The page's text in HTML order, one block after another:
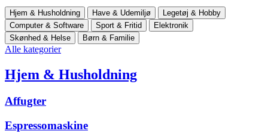
Hjem & Husholdning Have & Udemiljø
Legetøj & Hobby
Computer & Software
Sport & Fritid
Elektronik
Skønhed & Helse
Børn & Familie
Alle kategorier
Hjem & Husholdning
Affugter
Espressomaskine